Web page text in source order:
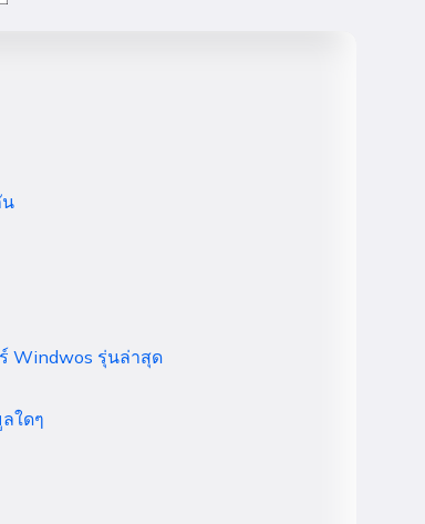
น
Windwos รุ่นล่าสุด
ใดๆ